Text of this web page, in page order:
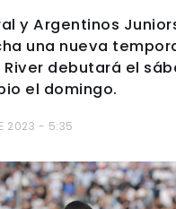
y Argentinos
una nueva
debutará el
el domingo.
2023 - 5:35